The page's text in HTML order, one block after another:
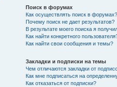
Поиск в форумах
Как осуществлять поиск в форумах?
Почему поиск не дает результатов?
В результате моего поиска я
Как найти конкретного
Как найти свои сообщения и темы?
Закладки и подписки на темы
Чем отличаются закладки от
Как мне подписаться на
Как отказаться от подписки?